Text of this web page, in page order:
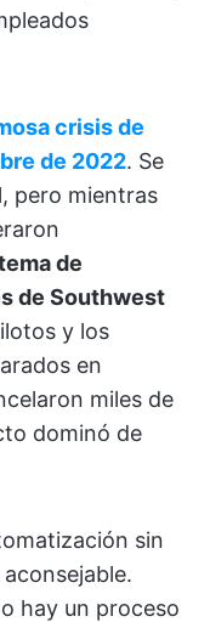
crisis de
de 2022. Se
pero mientras
de
de Southwest
y los
en
miles de
dominó de
sin
hay un proceso